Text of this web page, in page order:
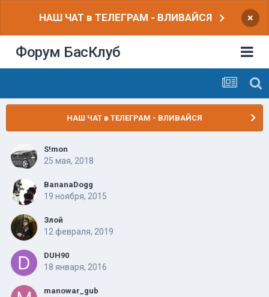
НАШ ЧАТ в ТЕЛЕГРАМ - ВЛИВАЙСЯ ×
Форум БасКлуб
НАШ ЧАТ в ТЕЛЕГРАМ - ВЛИВАЙСЯ
S!mon
25 мая, 2018
BananaDogg
19 ноября, 2015
Злой
12 февраля, 2019
DUH90
18 января, 2016
manowar_gub